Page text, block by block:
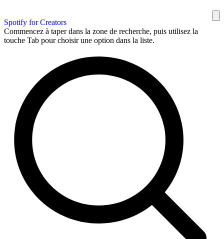
Spotify for Creators
Commencez à taper dans la zone de recherche, puis utilisez la
touche Tab pour choisir une option dans la liste.